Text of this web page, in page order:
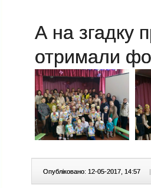
А на згадку
отримали
Опубліковано: 12-05-2017, 14:57 |